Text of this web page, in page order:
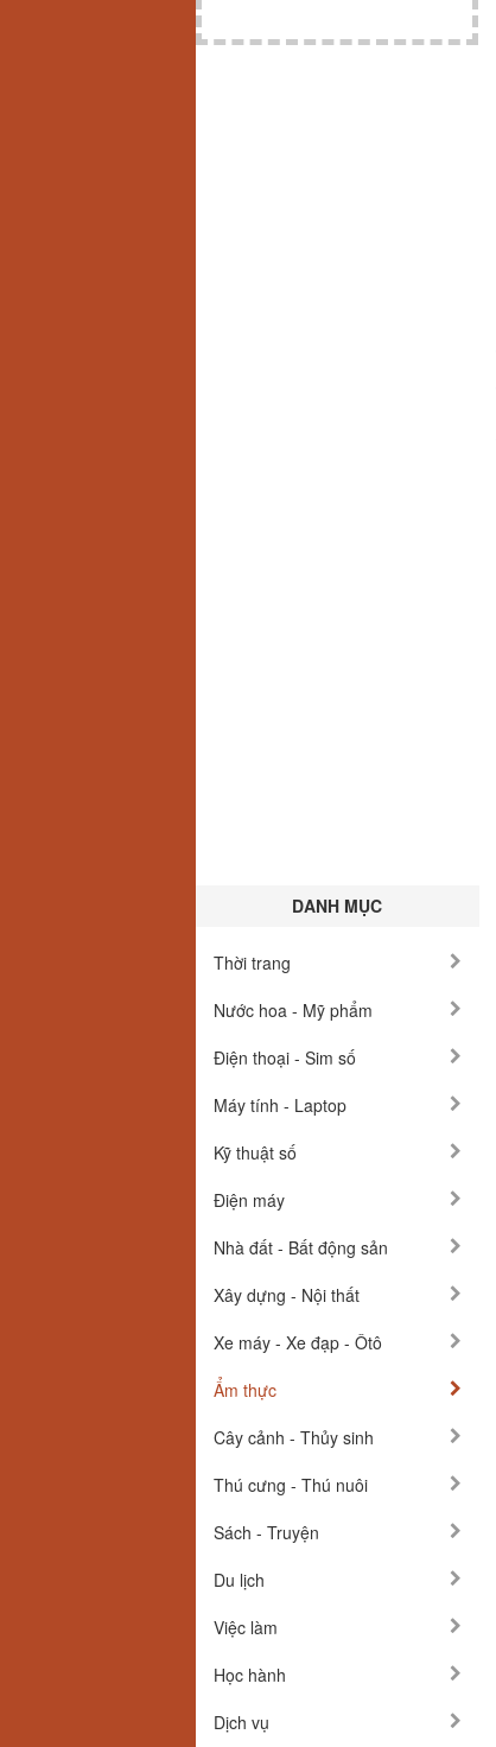
DANH MỤC
Thời trang
Nước hoa - Mỹ phẩm
Điện thoại - Sim số
Máy tính - Laptop
Kỹ thuật số
Điện máy
Nhà đất - Bất động sản
Xây dựng - Nội thất
Xe máy - Xe đạp - Ôtô
Ẩm thực
Cây cảnh - Thủy sinh
Thú cưng - Thú nuôi
Sách - Truyện
Du lịch
Việc làm
Học hành
Dịch vụ